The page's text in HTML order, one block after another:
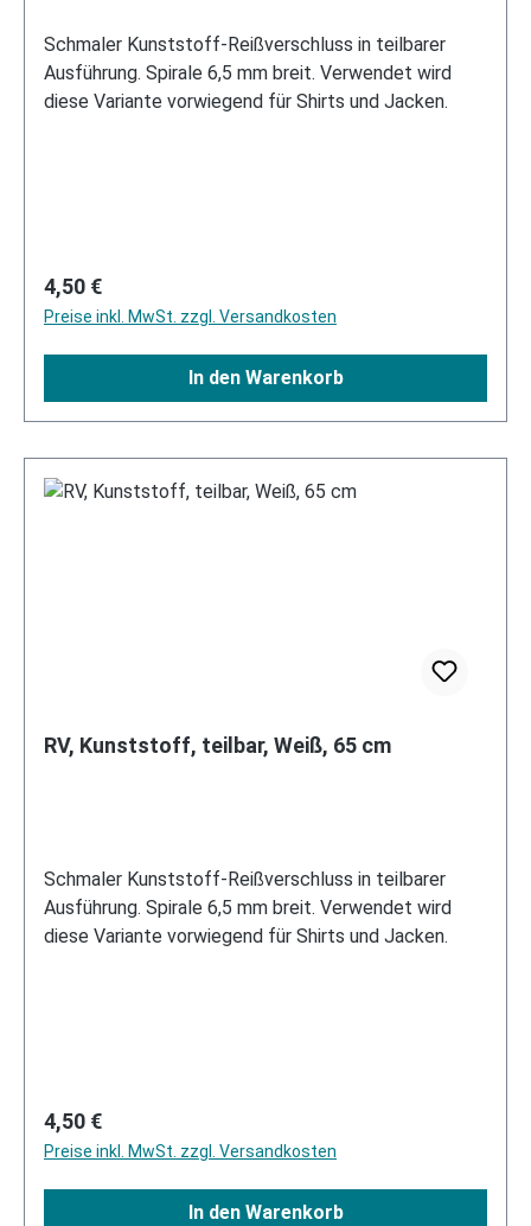
Schmaler Kunststoff-Reißverschluss in teilbarer
Ausführung. Spirale 6,5 mm breit. Verwendet wird
diese Variante vorwiegend für Shirts und Jacken.
Regulärer Preis:
4,50 €
Preise inkl. MwSt. zzgl. Versandkosten
In den Warenkorb
RV, Kunststoff, teilbar, Weiß, 65 cm
Schmaler Kunststoff-Reißverschluss in teilbarer
Ausführung. Spirale 6,5 mm breit. Verwendet wird
diese Variante vorwiegend für Shirts und Jacken.
Regulärer Preis:
4,50 €
Preise inkl. MwSt. zzgl. Versandkosten
In den Warenkorb